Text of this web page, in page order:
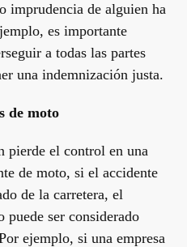
imprudencia de alguien ha
es importante
a todas las partes
una indemnización justa.
de moto
pierde el control en una
de moto, si el accidente
de la carretera, el
puede ser considerado
ejemplo, si una empresa